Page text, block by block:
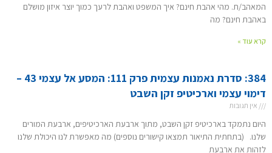
המאהב/ת. מהי אהבת חינם? איך המשפט ואהבת לרעך כמוך יוצר איזון מושלם
באהבת חינם? מה
קרא עוד »
384: סדרת נאמנות עצמית פרק 111: המסע אל עצמי 43 –
דימוי עצמי וארכיטיפ זקן השבט
אין תגובות
היום נתמקד בארכיטיפ זקן השבט, מתוך ארבעת הארכיטיפים, ארבעת המורים
שלנו. (בתחתית התיאור תמצאו קישורים נוספים) מה מאפשרת לנו היכולת שלנו
לזהות את ארבעת